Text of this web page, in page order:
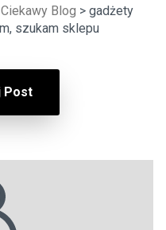
Ciekawy Blog > gadżety
szukam sklepu
Post